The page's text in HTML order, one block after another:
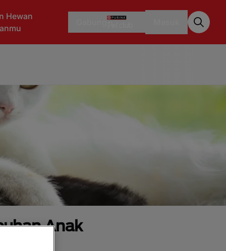
Hewan
Anak